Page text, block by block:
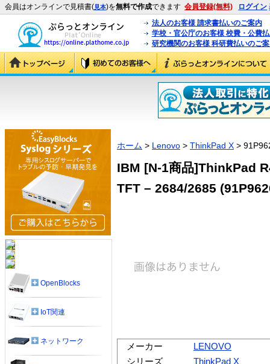
会員はオンラインで見積書(見本)を無料で作成できます 会員登録(無料) ログイン
法人のお客様 請求書払いのご案内
学校・官公庁のお客様 校費・公費
研究機関のお客様 科研費払いのご
ホーム > Lenovo > ThinkPad X >
IBM [N-1商品]ThinkPad
TFT – 2684/2685
メーカー
LENOVO
シリーズ
ThinkPad X
OpenBlocks
IoT関連
ネットワーク